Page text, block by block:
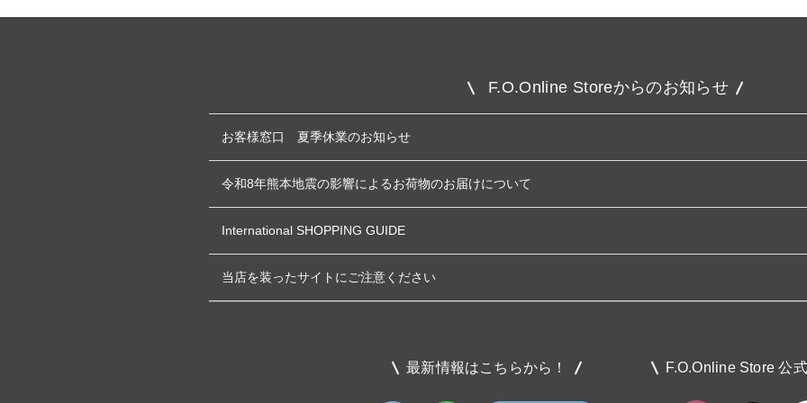
F.O.Online Storeからのお知らせ
お客様窓口 夏季休業のお知らせ
令和8年熊本地震の影響によるお荷物のお届けについて
International SHOPPING GUIDE
当店を装ったサイトにご注意ください
最新情報はこちらから！ F.O.Online Store 公